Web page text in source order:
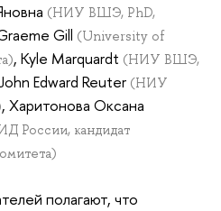
(НИУ ВШЭ, PhD,
Gill (University of
, Kyle Marquardt (НИУ ВШЭ,
Edward Reuter (НИУ
, Харитонова Оксана
кандидат
полагают, что